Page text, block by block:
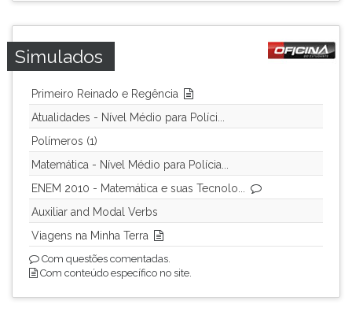
Simulados
Primeiro Reinado e Regência
Atualidades - Nível Médio para Políci...
Polímeros (1)
Matemática - Nível Médio para Polícia...
ENEM 2010 - Matemática e suas Tecnolo...
Auxiliar and Modal Verbs
Viagens na Minha Terra
Com questões comentadas.
Com conteúdo específico no site.